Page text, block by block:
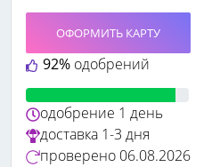
92% одобрений
ОФОРМИТЬ КАРТУ
одобрение 1 день
доставка 1-3 дня
проверено 06.08.2026